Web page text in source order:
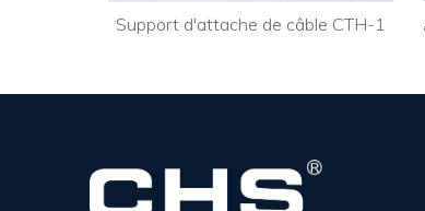
Support d'attache de câble CTH-1